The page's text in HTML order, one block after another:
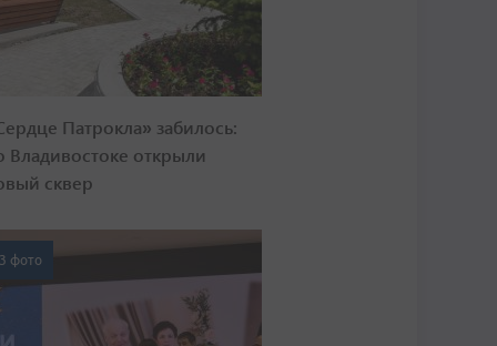
Патрокла» забилось:
Владивостоке открыли
сквер
фото